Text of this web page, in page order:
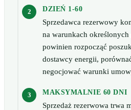
DZIEŃ 1-60
Sprzedawca rezerwowy
na warunkach
powinien rozpocząć
dostawcy energii,
negocjować warunki
MAKSYMALNIE 60 DNI
Sprzedaż rezerwowa trwa